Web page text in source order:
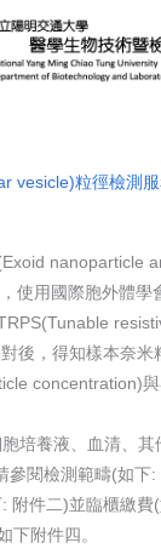
vesicle)粒徑檢測
nanoparticle
使用國際胞外體學
後，得知樣本奈米
concentration)
培養液、血清、
參閱檢測範疇(如下
附件二)並臨櫃繳
下附件四。